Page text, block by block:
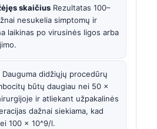
skaičius Rezultatas 100–
nesukelia simptomų ir
laikinas po virusinės ligos arba
Dauguma didžiųjų procedūrų
būtų daugiau nei 50 ×
ir atliekant užpakalinės
dažnai siekiama, kad
100 × 10^9/l.